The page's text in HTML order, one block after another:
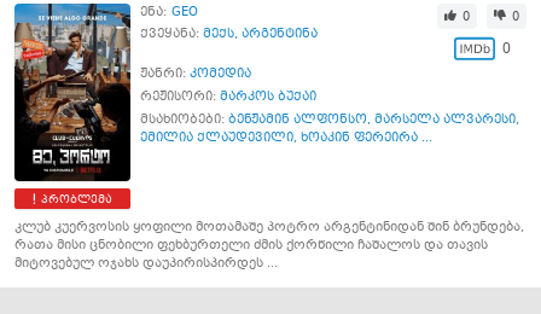
პრობლემა
ენა: GEO
ქვეყანა: მექს, არგენტინა
0 0
0
ჟანრი: კომედია
რეჟისორი: მარკოს ბუქაი
მსახიობები: ბენჟამინ ალფონსო, მარსელა ალვარესი,
ემილია ქლაუდევილი, ხოაკინ ფერეირა ...
კლუბ კუერვოსის ყოფილი მოთამაშე პოტრო არგენტინიდან შინ ბრუნდება,
რათა მისი ცნობილი ფეხბურთელი ძმის ქორწილი ჩაშალოს და თავის
მიტოვებულ ოჯახს დაუპირისპირდეს ...